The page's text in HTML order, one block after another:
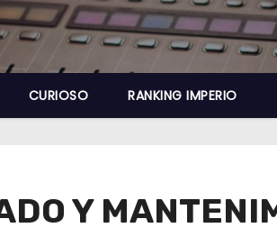
CURIOSO RANKING IMPERIO
Y